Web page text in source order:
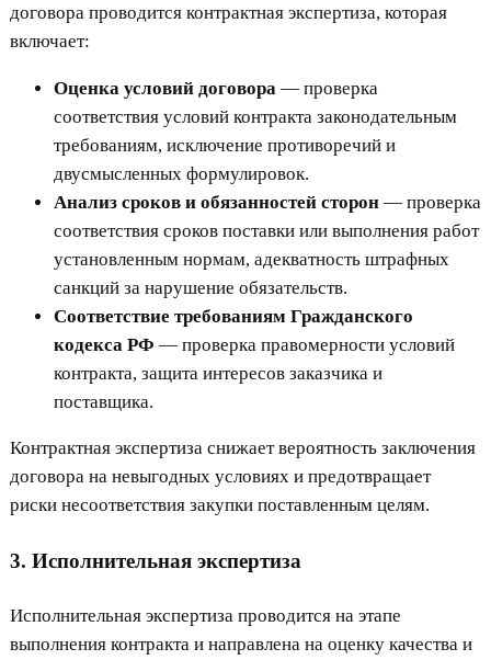
договора проводится контрактная экспертиза, которая
включает:
Оценка условий договора — проверка
соответствия условий контракта законодательным
требованиям, исключение противоречий и
двусмысленных формулировок.
Анализ сроков и обязанностей сторон— проверка
соответствия сроков поставки или выполнения работ
установленным нормам, адекватность штрафных
санкций за нарушение обязательств.
Соответствие требованиям Гражданского
кодекса РФ — проверка правомерности условий
контракта, защита интересов заказчика и
поставщика.
Контрактная экспертиза снижает вероятность заключения
договора на невыгодных условиях и предотвращает
риски несоответствия закупки поставленным целям.
3. Исполнительная экспертиза
Исполнительная экспертиза проводится на этапе
выполнения контракта и направлена на оценку качества и